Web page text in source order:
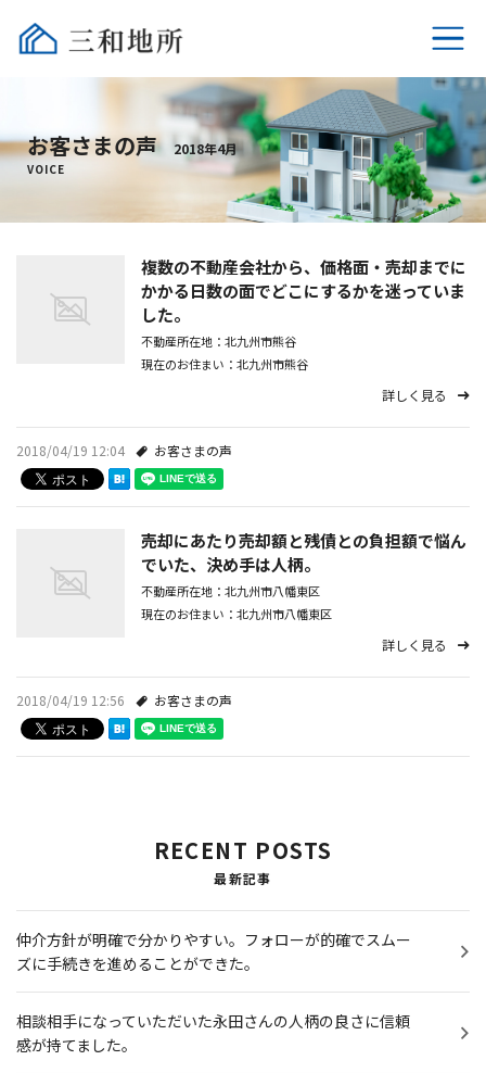
不動産売却
選ばれる理由
会社概要
代表あいさつ
プライバシーポリシー
トピックス
お客さまの声
お客さまの声 2018年4月
VOICE
複数の不動産会社から、価格面・売却までに
かかる日数の面でどこにするかを迷っていま
した。
不動産所在地：北九州市熊谷
現在のお住まい：北九州市熊谷
詳しく見る
2018/04/19 12:04 お客さまの声
売却にあたり売却額と残債との負担額で悩ん
でいた、決め手は人柄。
不動産所在地：北九州市八幡東区
現在のお住まい：北九州市八幡東区
詳しく見る
2018/04/19 12:56 お客さまの声
RECENT POSTS
最新記事
仲介方針が明確で分かりやすい。フォローが的確でスムー
ズに手続きを進めることができた。
相談相手になっていただいた永田さんの人柄の良さに信頼
感が持てました。